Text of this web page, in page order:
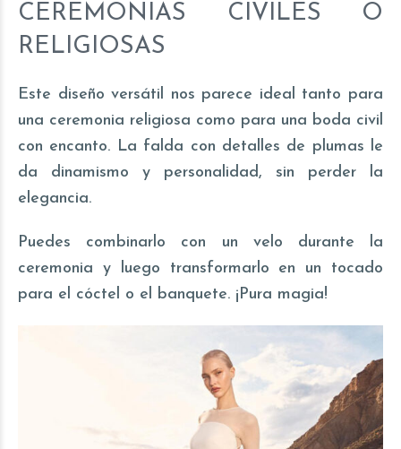
CEREMONIAS CIVILES O
RELIGIOSAS
Este diseño versátil nos parece ideal tanto para
una ceremonia religiosa como para una boda civil
con encanto. La falda con detalles de plumas le
da dinamismo y personalidad, sin perder la
elegancia.
Puedes combinarlo con un velo durante la
ceremonia y luego transformarlo en un tocado
para el cóctel o el banquete. ¡Pura magia!